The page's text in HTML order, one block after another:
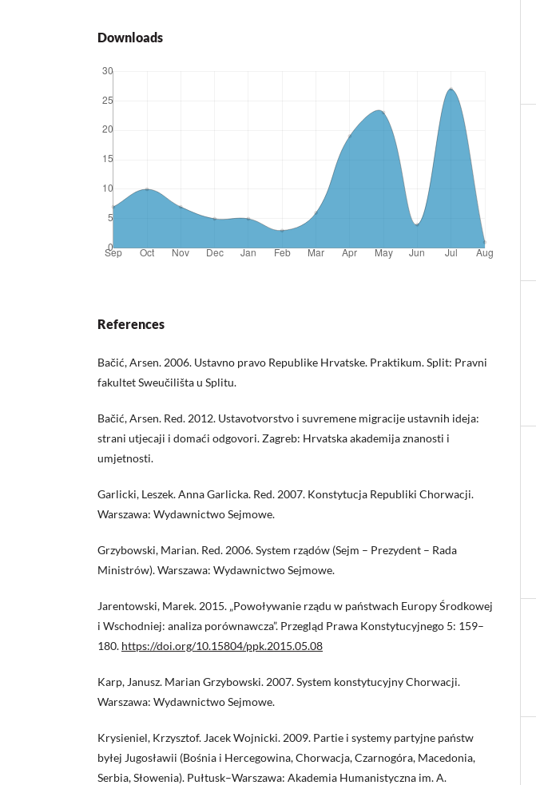
Downloads
References
Bačić, Arsen. 2006. Ustavno pravo Republike Hrvatske. Praktikum. Split: Pravni
fakultet Sweučilišta u Splitu.
Bačić, Arsen. Red. 2012. Ustavotvorstvo i suvremene migracije ustavnih ideja:
strani utjecaji i domaći odgovori. Zagreb: Hrvatska akademija znanosti i
umjetnosti.
Garlicki, Leszek. Anna Garlicka. Red. 2007. Konstytucja Republiki Chorwacji.
Warszawa: Wydawnictwo Sejmowe.
Grzybowski, Marian. Red. 2006. System rządów (Sejm – Prezydent – Rada
Ministrów). Warszawa: Wydawnictwo Sejmowe.
Jarentowski, Marek. 2015. „Powoływanie rządu w państwach Europy Środkowej
i Wschodniej: analiza porównawcza”. Przegląd Prawa Konstytucyjnego 5: 159–
180. https://doi.org/10.15804/ppk.2015.05.08
Karp, Janusz. Marian Grzybowski. 2007. System konstytucyjny Chorwacji.
Warszawa: Wydawnictwo Sejmowe.
Krysieniel, Krzysztof. Jacek Wojnicki. 2009. Partie i systemy partyjne państw
byłej Jugosławii (Bośnia i Hercegowina, Chorwacja, Czarnogóra, Macedonia,
Serbia, Słowenia). Pułtusk–Warszawa: Akademia Humanistyczna im. A.